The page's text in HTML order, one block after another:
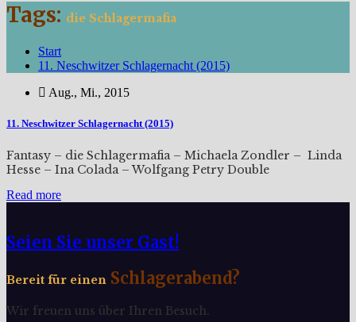
Tags: die Schlagermafia
Start
11. Neschwitzer Schlagernacht (2015)
Aug., Mi., 2015
11. Neschwitzer Schlagernacht (2015)
Fantasy – die Schlagermafia – Michaela Zondler – Linda
Hesse – Ina Colada – Wolfgang Petry Double
Read more
Seien Sie unser Gast!
Bereit für einen Schlagerabend?
Wir freuen uns über Ihren Besuch.